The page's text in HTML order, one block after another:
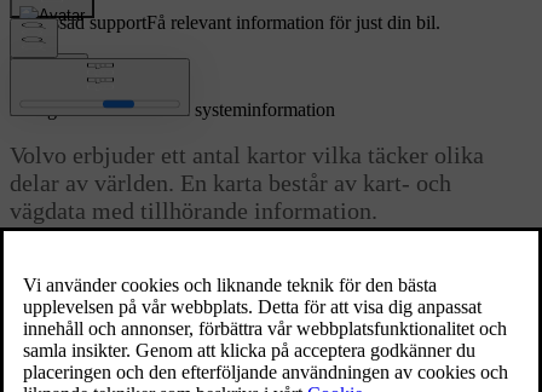
Anpassad supportFå relevant information för just din bil.
Uppdaterad 2023-06-08
Navigation – kart- och systeminformation
Volvo erbjuder ett antal kartor vilka täcker olika
delar av världen. En karta består av kart- och
vägdata med tillhörande information.
navigationssystemet och gammal inaktuell tas bort.
Systeminformation